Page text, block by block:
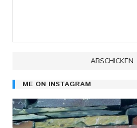
ME ON INSTAGRAM